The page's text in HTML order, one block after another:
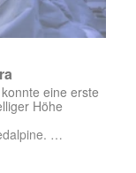
eine erste
Höhe
…